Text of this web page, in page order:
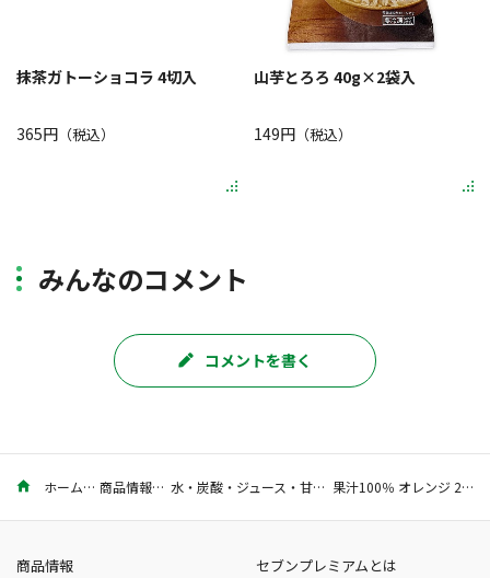
抹茶ガトーショコラ 4切入
365円 （税込）
山芋とろろ 40g×2袋入
149円（税込）
みんなのコメント
コメントを書く
ホーム 商品情報 水・炭酸・ジュース・甘酒 果汁100％ オレンジ 200ml
商品情報 セブンプレミアムとは